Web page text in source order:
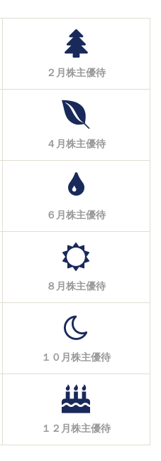
２月株主優待
４月株主優待
６月株主優待
８月株主優待
１０月株主優待
１２月株主優待